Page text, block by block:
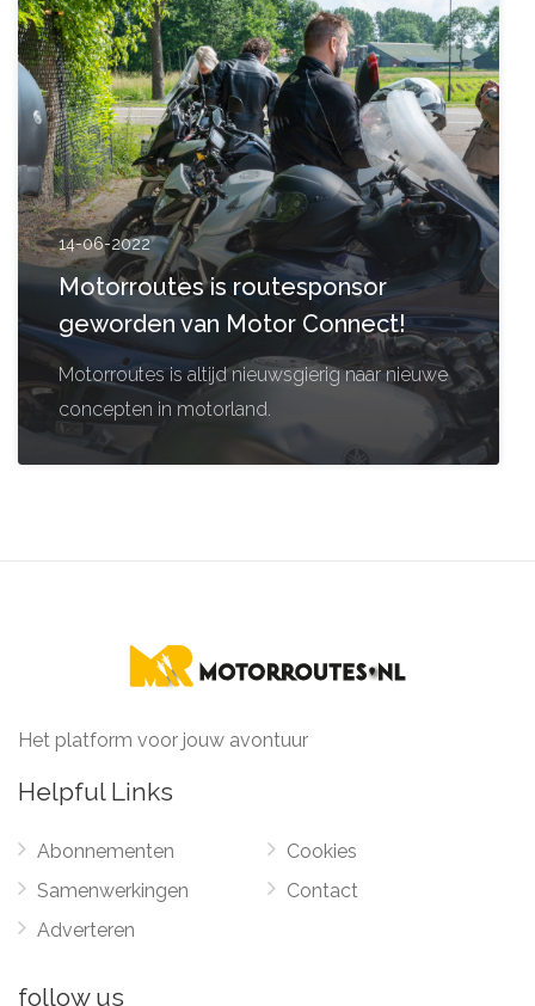
14-06-2022
Motorroutes is routesponsor
geworden van Motor Connect!
Motorroutes is altijd nieuwsgierig naar nieuwe
concepten in motorland.
Het platform voor jouw avontuur
Helpful Links
Abonnementen
Samenwerkingen
Adverteren
Cookies
Contact
follow us